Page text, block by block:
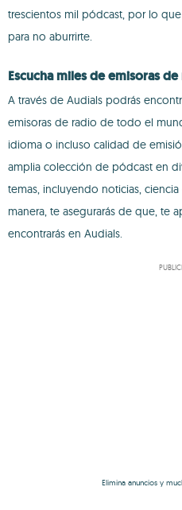
trescientos mil pódcast, por lo
para no aburrirte.
Escucha miles de emisoras
A través de Audials podrás
emisoras de radio de todo el
idioma o incluso calidad de
amplia colección de pódcast en
temas, incluyendo noticias,
manera, te asegurarás de que, te
encontrarás en Audials.
Elimina anuncios y